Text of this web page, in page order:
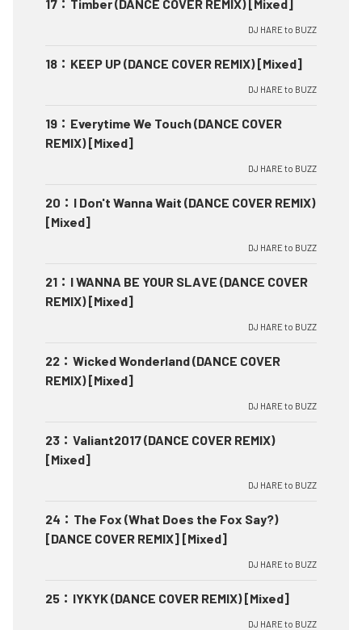
17 ： Timber (DANCE COVER REMIX) [Mixed]
DJ HARE to BUZZ
18 ： KEEP UP (DANCE COVER REMIX) [Mixed]
DJ HARE to BUZZ
19 ： Everytime We Touch (DANCE COVER
REMIX) [Mixed]
DJ HARE to BUZZ
20 ： I Don't Wanna Wait (DANCE COVER REMIX)
[Mixed]
DJ HARE to BUZZ
21 ： I WANNA BE YOUR SLAVE (DANCE COVER
REMIX) [Mixed]
DJ HARE to BUZZ
22 ： Wicked Wonderland (DANCE COVER
REMIX) [Mixed]
DJ HARE to BUZZ
23 ： Valiant2017 (DANCE COVER REMIX)
[Mixed]
DJ HARE to BUZZ
24 ： The Fox (What Does the Fox Say?)
[DANCE COVER REMIX] [Mixed]
DJ HARE to BUZZ
25 ： IYKYK (DANCE COVER REMIX) [Mixed]
DJ HARE to BUZZ